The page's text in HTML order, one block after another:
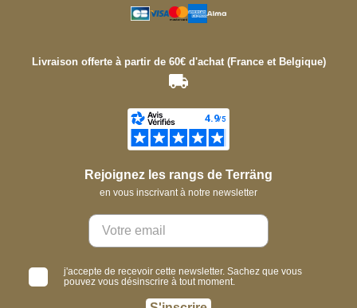
Livraison offerte à partir de 60€ d'achat (France et Belgique)
Rejoignez les rangs de Terräng
en vous inscrivant à notre newsletter
j'accepte de recevoir cette newsletter. Sachez que vous
pouvez vous désinscrire à tout moment.